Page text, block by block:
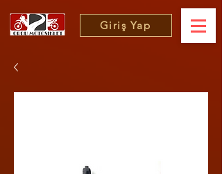
Giriş Yap